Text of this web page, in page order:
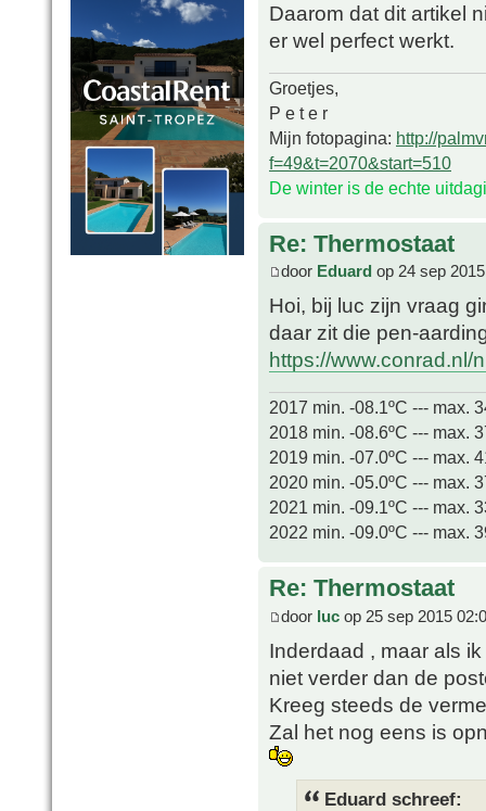
Daarom dat dit artikel
er wel perfect werkt.
Groetjes,
P e t e r
Mijn fotopagina: http://
f=49&t=2070&start=510
De winter is de echte
Re: Thermostaat
door Eduard op 24 sep
Hoi, bij luc zijn vraag
daar zit die pen-
https://www.conrad.nl/
2017 min. -08.1ºC --- max.
2018 min. -08.6ºC --- max.
2019 min. -07.0ºC --- max.
2020 min. -05.0ºC --- max.
2021 min. -09.1ºC --- max.
2022 min. -09.0ºC --- max.
Re: Thermostaat
door luc op 25 sep 2015
Inderdaad , maar als
niet verder dan de
Kreeg steeds de
Zal het nog eens is
Eduard schreef: